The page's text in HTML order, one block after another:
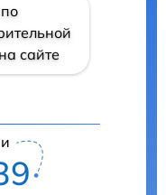
сайте